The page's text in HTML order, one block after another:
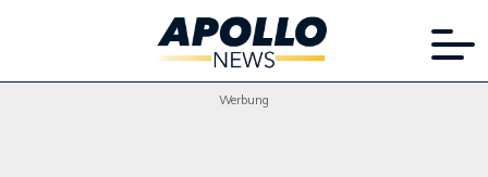
Werbung